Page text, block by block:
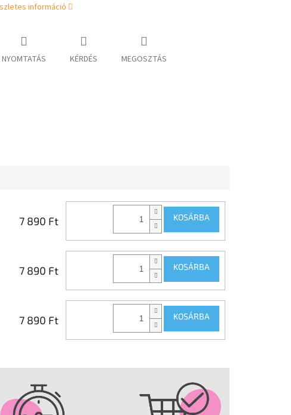
információ
NYOMTATÁS KÉRDÉS MEGOSZTÁS
7 890 Ft KOSÁRBA
7 890 Ft KOSÁRBA
7 890 Ft KOSÁRBA